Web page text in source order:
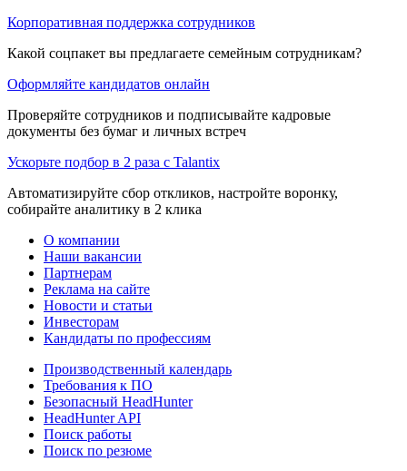
Корпоративная поддержка сотрудников
Какой соцпакет вы предлагаете семейным сотрудникам?
Оформляйте кандидатов онлайн
Проверяйте сотрудников и подписывайте кадровые
документы без бумаг и личных встреч
Ускорьте подбор в 2 раза с Talantix
Автоматизируйте сбор откликов, настройте воронку,
собирайте аналитику в 2 клика
О компании
Наши вакансии
Партнерам
Реклама на сайте
Новости и статьи
Инвесторам
Кандидаты по профессиям
Производственный календарь
Требования к ПО
Безопасный HeadHunter
HeadHunter API
Поиск работы
Поиск по резюме